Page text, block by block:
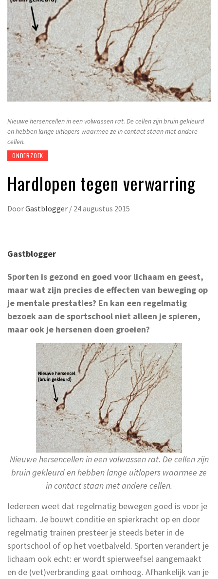
Nieuwe hersencellen in een volwassen rat. De cellen zijn bruin gekleurd
en hebben lange uitlopers waarmee ze in contact staan met andere
cellen.
ONDERZOEK
Hardlopen tegen verwarring
DoorGastblogger / 24 augustus 2015
Gastblogger
Sporten is gezond en goed voor lichaam en geest,
maar wat zijn precies de effecten van beweging op
je mentale prestaties? En kan een regelmatig
bezoek aan de sportschool niet alleen je spieren,
maar ook je hersenen doen groeien?
Nieuwe hersencellen in een volwassen rat. De cellen zijn
bruin gekleurd en hebben lange uitlopers waarmee ze
in contact staan met andere cellen.
Iedereen weet dat regelmatig bewegen goed is voor je
lichaam. Je bouwt conditie en spierkracht op en door
regelmatig trainen presteer je steeds beter in de
sportschool of op het voetbalveld. Sporten verandert je
lichaam ook echt: er wordt spierweefsel aangemaakt
en de (vet)verbranding gaat omhoog. Afhankelijk van je